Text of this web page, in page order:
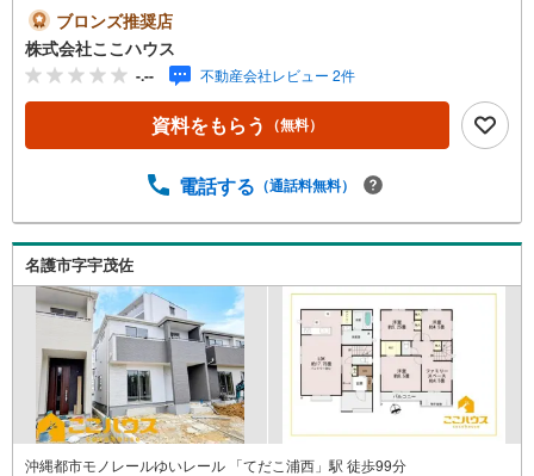
える住まい実際に足を運んで頂くと、日当たりや周辺の雰
囲気などもよく分かります♪ 見学のご希望は、希望日時を
お知らせいただくだけでOKです！＝＝＝＝＝＝＝＝＝＝＝
＝＝＝＝＝＝＝＝＝＝＝＝＝＝＝＝＝＝＝＝＝＝【営業時
間 9:00-20:00】定休日:年中無休上記時間はお電話が繋がり
やすくなっております。ぜひお気軽にご連絡下さい！現地
タンよりご希望の日時をご記入いただけますとスムーズに
＝＝＝＝＝＝＝＝＝＝＝＝＝＝＝＝こちらの物件は「Yaho
o！不動産 成約でPayPayポイント最大20万円相当プレゼン
ト」対象です！資料請求または見学予約からご成約でポイ
ントGET！詳細はキャンペーンページをご確認ください。
＝＝＝＝＝＝＝＝＝＝＝＝＝＝＝＝＝＝＝＝＝＝＝＝＝＝
＝＝＝＝＝＝＝
ブロンズ推奨店
株式会社ここハウス
-.-- 不動産会社レビュー 2件
資料をもらう （無料）
電話する （通話料無料）
名護市字宇茂佐
沖縄都市モノレールゆいレール 「てだこ浦西」駅 徒歩99分